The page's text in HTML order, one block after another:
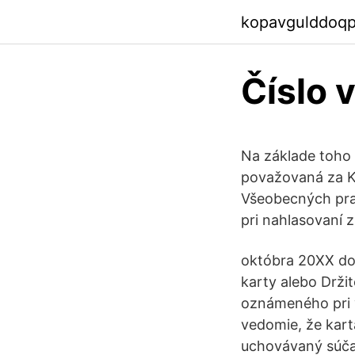
Číslo
Na základe
považovaná za
Všeobecných
pri nahlasovaní
októbra 20XX
karty alebo
oznámeného
vedomie, že
uchovávaný